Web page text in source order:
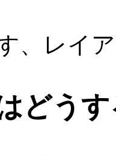
、レイ
どう